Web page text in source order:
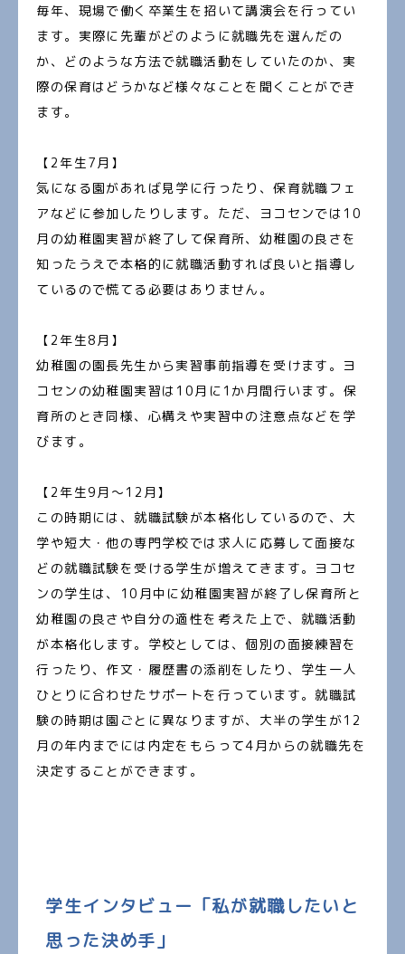
毎年、現場で働く卒業生を招いて講演会を行ってい
ます。実際に先輩がどのように就職先を選んだの
か、どのような方法で就職活動をしていたのか、実
際の保育はどうかなど様々なことを聞くことができ
ます。
【2年生7月】
気になる園があれば見学に行ったり、保育就職フェ
アなどに参加したりします。ただ、ヨコセンでは10
月の幼稚園実習が終了して保育所、幼稚園の良さを
知ったうえで本格的に就職活動すれば良いと指導し
ているので慌てる必要はありません。
【2年生8月】
幼稚園の園長先生から実習事前指導を受けます。ヨ
コセンの幼稚園実習は10月に1か月間行います。保
育所のとき同様、心構えや実習中の注意点などを学
びます。
【2年生9月～12月】
この時期には、就職試験が本格化しているので、大
学や短大・他の専門学校では求人に応募して面接な
どの就職試験を受ける学生が増えてきます。ヨコセ
ンの学生は、10月中に幼稚園実習が終了し保育所と
幼稚園の良さや自分の適性を考えた上で、就職活動
が本格化します。学校としては、個別の面接練習を
行ったり、作文・履歴書の添削をしたり、学生一人
ひとりに合わせたサポートを行っています。就職試
験の時期は園ごとに異なりますが、大半の学生が12
月の年内までには内定をもらって4月からの就職先を
決定することができます。
学生インタビュー「私が就職したいと
思った決め手」